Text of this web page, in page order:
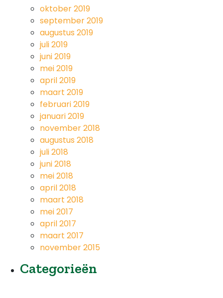
oktober 2019
september 2019
augustus 2019
juli 2019
juni 2019
mei 2019
april 2019
maart 2019
februari 2019
januari 2019
november 2018
augustus 2018
juli 2018
juni 2018
mei 2018
april 2018
maart 2018
mei 2017
april 2017
maart 2017
november 2015
Categorieën